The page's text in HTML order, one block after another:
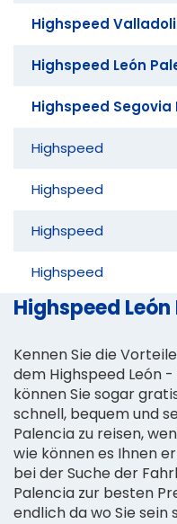
Highspeed
Highspeed León
Highspeed Segovia
Highspeed
Highspeed
Highspeed
Highspeed
Highspeed
Kennen Sie die
dem Highspeed León
können Sie sogar
schnell, bequem und
Palencia zu reisen,
wie können es Ihnen
bei der Suche der
Palencia zur besten
endlich da wo Sie sein